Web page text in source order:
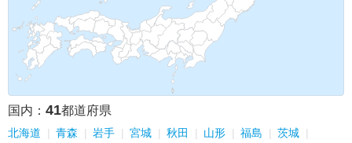
国内： 41都道府県
北海道 青森 岩手 宮城 秋田 山形 福島
茨城